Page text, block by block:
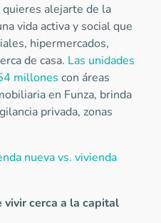
alejarte de la
vida activa y social que
hipermercados,
de casa. Las unidades
millones con áreas
en Funza, brinda
privada, zonas
nueva vs. vivienda
vivir cerca a la capital